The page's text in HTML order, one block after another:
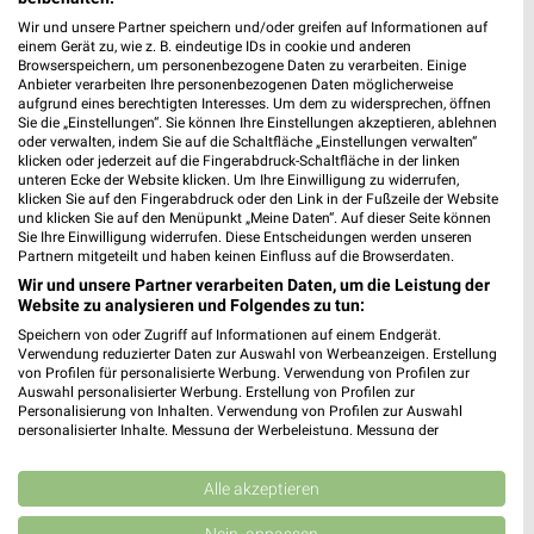
AG-Weser-Straße 3
28237 Bremen
319,53 km
Drogerie & Parfümerie Angebote für Bremen
und Umgebung
6 Prospekte
Müller Müller
Wir und unsere Partner speichern und/oder greifen auf Informationen auf
einem Gerät zu, wie z. B. eindeutige IDs in cookie und anderen
Browserspeichern, um personenbezogene Daten zu verarbeiten. Einige
Anbieter verarbeiten Ihre personenbezogenen Daten möglicherweise
aufgrund eines berechtigten Interesses. Um dem zu widersprechen, öffnen
Sie die „Einstellungen“. Sie können Ihre Einstellungen akzeptieren, ablehnen
oder verwalten, indem Sie auf die Schaltfläche „Einstellungen verwalten“
klicken oder jederzeit auf die Fingerabdruck-Schaltfläche in der linken
unteren Ecke der Website klicken. Um Ihre Einwilligung zu widerrufen,
klicken Sie auf den Fingerabdruck oder den Link in der Fußzeile der Website
und klicken Sie auf den Menüpunkt „Meine Daten“. Auf dieser Seite können
Sie Ihre Einwilligung widerrufen. Diese Entscheidungen werden unseren
Partnern mitgeteilt und haben keinen Einfluss auf die Browserdaten.
Wir und unsere Partner verarbeiten Daten, um die Leistung der
Website zu analysieren und Folgendes zu tun:
Speichern von oder Zugriff auf Informationen auf einem Endgerät.
Verwendung reduzierter Daten zur Auswahl von Werbeanzeigen. Erstellung
von Profilen für personalisierte Werbung. Verwendung von Profilen zur
Auswahl personalisierter Werbung. Erstellung von Profilen zur
Personalisierung von Inhalten. Verwendung von Profilen zur Auswahl
personalisierter Inhalte. Messung der Werbeleistung. Messung der
Kombinationen von Daten aus verschiedenen Quellen. Entwicklung und
Verbesserung der Angebote. Verwendung reduzierter Daten zur Auswahl
von Inhalten.
Daten können außerhalb der Europäischen Union weitergegeben und in die
Alle akzeptieren